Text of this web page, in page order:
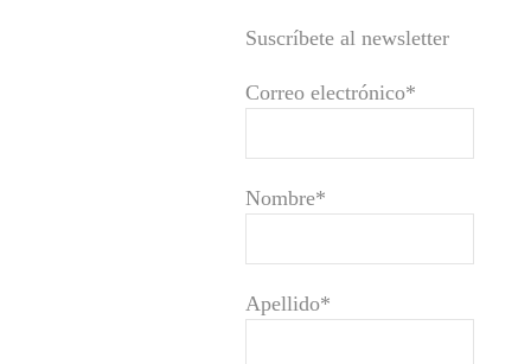
Suscríbete al newsletter
Correo electrónico*
Nombre*
Apellido*